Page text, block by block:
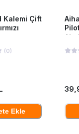
Kalemi Çift
(0)
Ekle